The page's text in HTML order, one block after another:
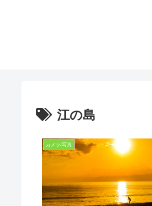
江の島
カメラ/写真